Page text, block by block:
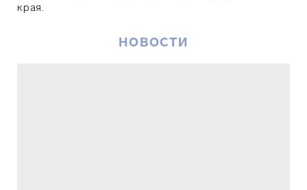
края.
НОВОСТИ